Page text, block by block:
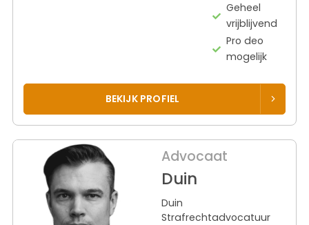
Geheel
vrijblijvend
Pro deo
mogelijk
BEKIJK PROFIEL
Advocaat
Duin
Duin
Strafrechtadvocatuur